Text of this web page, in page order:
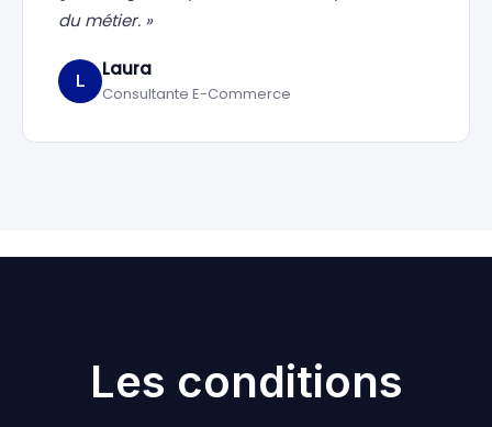
du métier. »
L
Laura
Consultante E-Commerce
Les conditions